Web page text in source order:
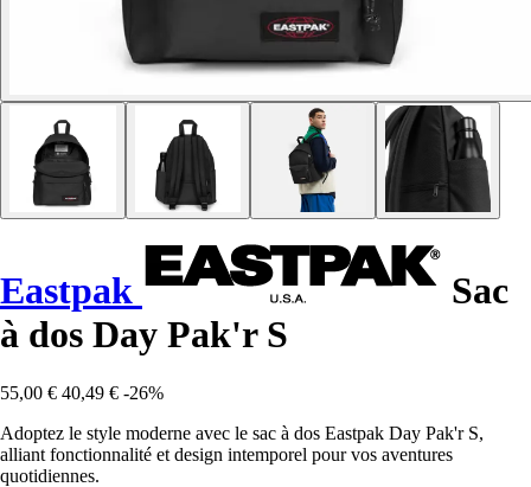
Eastpak
Sac
à dos Day Pak'r S
55,00 € 40,49 € -26%
Adoptez le style moderne avec le sac à dos Eastpak Day Pak'r S,
alliant fonctionnalité et design intemporel pour vos aventures
quotidiennes.